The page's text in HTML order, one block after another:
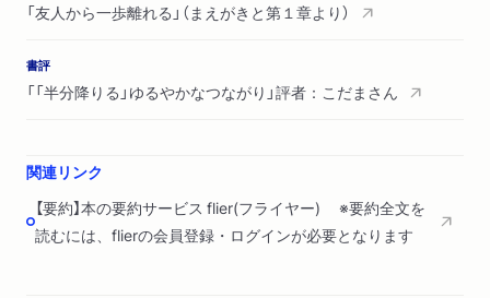
「友人から一歩離れる」（まえがきと第１章より）
書評
「「半分降りる」ゆるやかなつながり」評者：こだまさん
関連リンク
【要約】本の要約サービス flier(フライヤー) ※要約全文を
読むには、flierの会員登録・ログインが必要となります